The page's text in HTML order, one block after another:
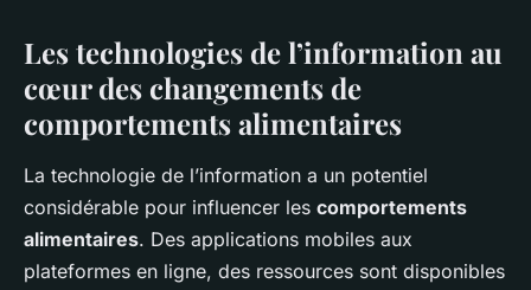
Les technologies de l’information au
cœur des changements de
comportements alimentaires
La technologie de l’information a un potentiel
considérable pour influencer les comportements
alimentaires. Des applications mobiles aux
plateformes en ligne, des ressources sont disponibles